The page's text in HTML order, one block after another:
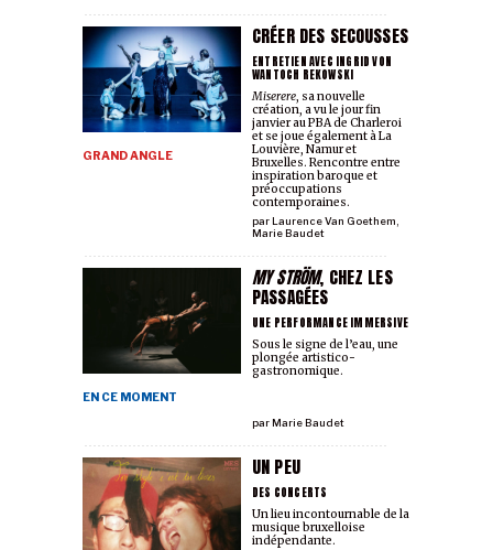
CRÉER DES SECOUSSES
ENTRETIEN AVEC INGRID VON
WANTOCH REKOWSKI
GRAND ANGLE
parLaurence Van Goethem,
Marie Baudet
Miserere, sa nouvelle
création, a vu le jour fin
janvier au PBA de Charleroi
et se joue également à La
Louvière, Namur et
Bruxelles. Rencontre entre
inspiration baroque et
préoccupations
contemporaines.
MY STRÖM, CHEZ LES
PASSAGÉES
UNE PERFORMANCE IMMERSIVE
EN CE MOMENT
parMarie Baudet
Sous le signe de l’eau, une
plongée artistico-
gastronomique.
UN PEU
DES CONCERTS
Un lieu incontournable de la
musique bruxelloise
indépendante.